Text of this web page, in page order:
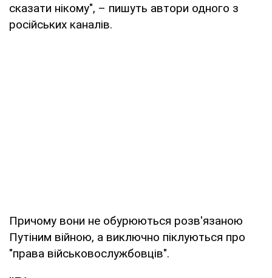
сказати нікому", – пишуть автори одного з
російських каналів.
Причому вони не обурюються розв'язаною
Путіним війною, а виключно піклуються про
"права військовослужбовців".